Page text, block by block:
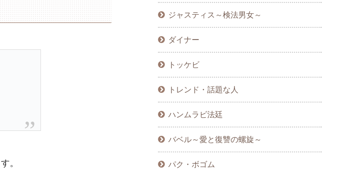
。
ジャスティス～検法男女～
ダイナー
トッケビ
トレンド・話題な人
ハンムラビ法廷
バベル～愛と復讐の螺旋～
パク・ボゴム